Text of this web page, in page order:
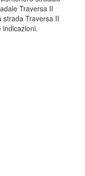
Traversa II
strada Traversa II